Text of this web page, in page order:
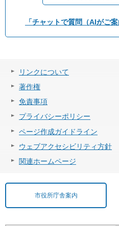
「チャットで質問（AIがご案
リンクについて
著作権
免責事項
プライバシーポリシー
ページ作成ガイドライン
ウェブアクセシビリティ方針
関連ホームページ
市役所庁舎案内